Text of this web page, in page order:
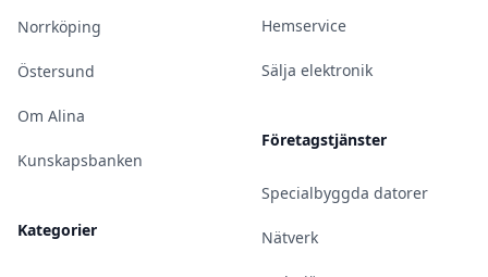
Norrköping
Östersund
Om Alina
Kunskapsbanken
Kategorier
Hemservice
Sälja elektronik
Företagstjänster
Specialbyggda datorer
Nätverk